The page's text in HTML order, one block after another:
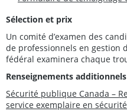
Sélection et prix
Un comité d’examen des
de professionnels en gestion
fédéral examinera chaque
Renseignements additionnels
Sécurité publique Canada –
service exemplaire en